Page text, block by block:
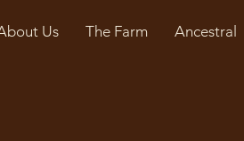
Us The Farm Ancestral